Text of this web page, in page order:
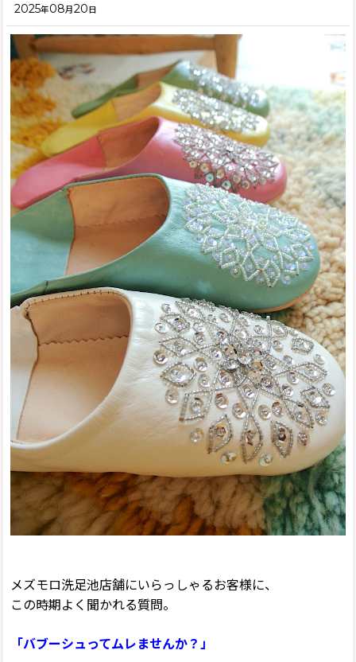
2025年08月20日
メズモロ洗足池店舗にいらっしゃるお客様に、
この時期よく聞かれる質問。
「バブーシュってムレませんか？」
モロッコ旅行記Season2(2015)
モロッコ旅行記Season1(2013)
「モロッコラグのお話」
「バブーシュのお話」
「モロッコ雑貨のお話」
「お店のこと」
お客様からのメール
イベント情報
「その他」
2020年
2019年
2018年
2017年
2016年
2015年
2013年